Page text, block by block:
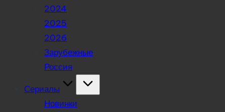
2024
2025
2026
Зарубежные
Россия
Сериалы
Новинки